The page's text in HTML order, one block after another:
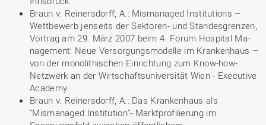
Braun v. Reinersdorff, A.: Mismanaged Institutions –
Wettbewerb jenseits der Sektoren- und Standesgrenzen,
Vortrag am 29. März 2007 beim 4. Forum Hospital Ma-
nagement: Neue Versorgungsmodelle im Krankenhaus –
von der monolithischen Einrichtung zum Know-how-
Netzwerk an der Wirtschaftsuniversität Wien - Executive
Academy
Braun v. Reinersdorff, A.: Das Krankenhaus als
"Mismanaged Institution"- Marktprofilierung im